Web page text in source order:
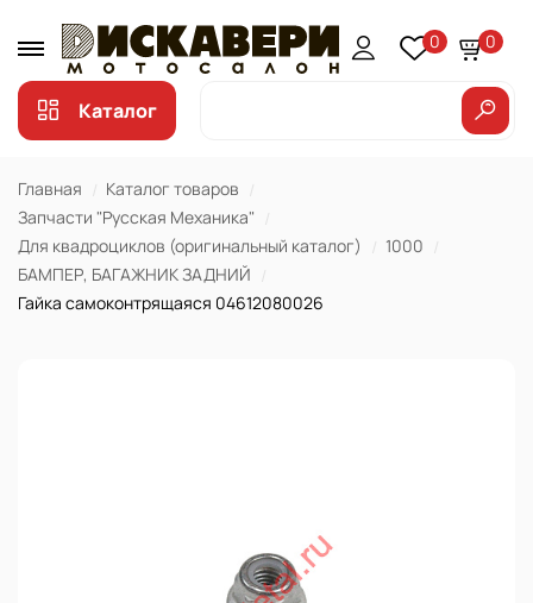
0 0
Каталог
Главная
Каталог товаров
Запчасти "Русская Механика"
Для квадроциклов (оригинальный каталог)
1000
БАМПЕР, БАГАЖНИК ЗАДНИЙ
Гайка самоконтрящаяся 04612080026